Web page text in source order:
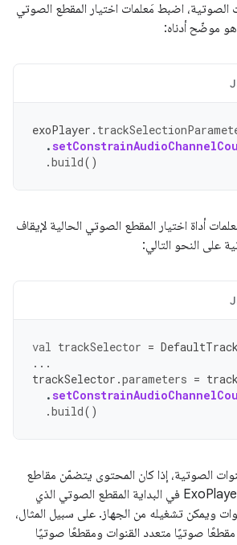
الصوتية، اضبط مَعلمات اختيار المقطع الصوتي
موضّح أدناه:
exoPlayer .
.
.build()
أداة اختيار المقطع الصوتي الحالية لإيقاف
على النحو التالي:
val trackSelector =
...
trackSelector .parameters =
.
.build()
الصوتية، إذا كان المحتوى يتضمّن مقاطع
صوتية متعددة، يختار ExoPlayer في البداية المقطع الصوتي الذي
ويمكن تشغيله من الجهاز. على سبيل المثال،
صوتيًا متعدد القنوات ومقطعًا صوتيًا